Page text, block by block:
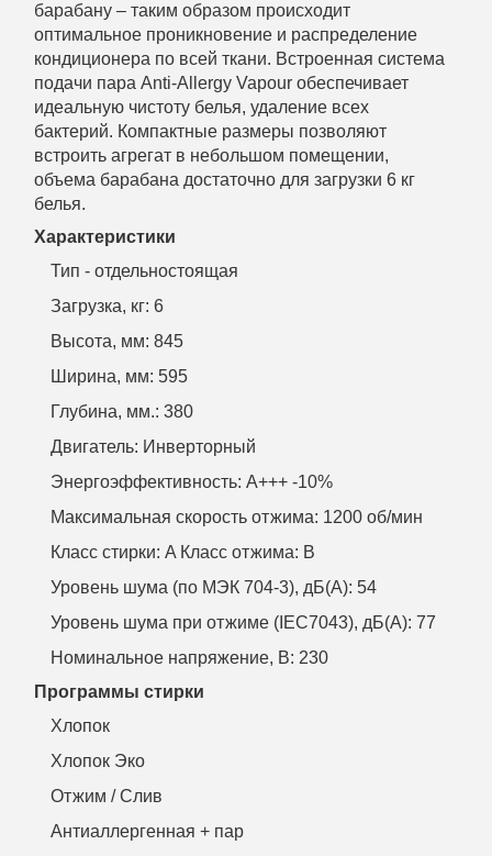
барабану – таким образом происходит
оптимальное проникновение и распределение
кондиционера по всей ткани. Встроенная система
подачи пара Anti-Allergy Vapour обеспечивает
идеальную чистоту белья, удаление всех
бактерий. Компактные размеры позволяют
встроить агрегат в небольшом помещении,
объема барабана достаточно для загрузки 6 кг
белья.
Характеристики
Тип - отдельностоящая
Загрузка, кг: 6
Высота, мм: 845
Ширина, мм: 595
Глубина, мм.: 380
Двигатель: Инверторный
Энергоэффективность: A+++ -10%
Максимальная скорость отжима: 1200 об/мин
Класс стирки: A Класс отжима: B
Уровень шума (по МЭК 704-3), дБ(А): 54
Уровень шума при отжиме (IEC7043), дБ(А): 77
Номинальное напряжение, В: 230
Программы стирки
Хлопок
Хлопок Эко
Отжим / Слив
Антиаллергенная + пар